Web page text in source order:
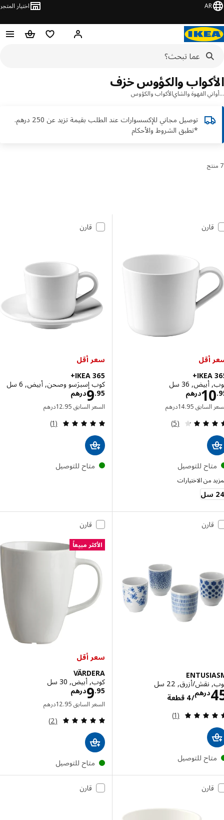
AR اختيار المتجر
مرحباً! تسجيل الدخول أو
قائمة التسوقسلة التسوق
القهوة والشايالأكواب والكؤوس
توصيل مجاني للإكسسوارات عند الطلب بقيمة تزيد عن 250 درهم.
*تطبق الشروط والأحكام
والكؤوس خزف
والتصفية
النتائجقارن
أقل
IKEA
36 سل
درهمالاسعار درهم 10.95
السابق درهم14 .95 السعر السابق درهم 14.95
مراجعة: 4.2 من أصل 5 نجوم. إجمالي المراجعات:
(5)
للتوصيل
من الاختيارات
قارن
سعر أقل
IKEA 365+
كوب إسبرَسو وصحن, أبيض, 6 سل
درهم9 الاسعار درهم
السعر السابق درهم12 .95 السعر السابق درهم 12.95
مراجعة: 5 من أصل 5 نجوم. إجمالي المراجعات:
(1)
متاح للتوصيل
قارن
أزرق, 22 سل
درهم
/4 قطعة الاسعار درهم 45/4 قطعة
مراجعة: 5 من أصل 5 نجوم. إجمالي المراجعات:
(1)
للتوصيل
قارن
الأكثر مبيعاً
سعر أقل
VÄRDERA
كوب, أبيض, 30 سل
درهم9 الاسعار درهم
السعر السابق درهم12 .95 السعر السابق درهم 12.95
مراجعة: 5 من أصل 5 نجوم. إجمالي المراجعات:
(2)
متاح للتوصيل
قارن قارن